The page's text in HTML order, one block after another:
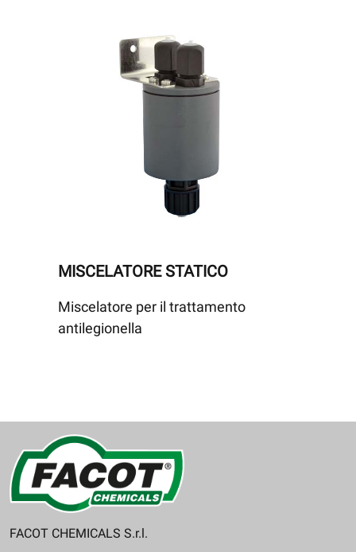
MISCELATORE STATICO
Miscelatore per il trattamento
antilegionella
FACOT CHEMICALS S.r.l.